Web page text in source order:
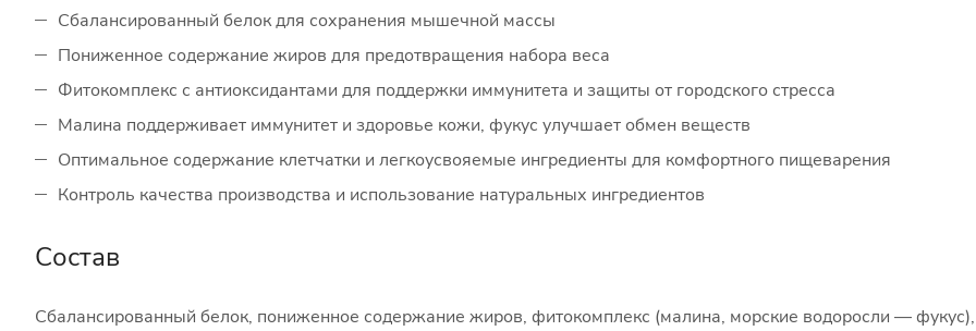
Сбалансированный белок для сохранения мышечной массы
Пониженное содержание жиров для предотвращения набора веса
Фитокомплекс с антиоксидантами для поддержки иммунитета и защиты от городского стресса
Малина поддерживает иммунитет и здоровье кожи, фукус улучшает обмен веществ
Оптимальное содержание клетчатки и легкоусвояемые ингредиенты для комфортного пищеварения
Контроль качества производства и использование натуральных ингредиентов
Состав
Сбалансированный белок, пониженное содержание жиров, фитокомплекс (малина, морские водоросли —